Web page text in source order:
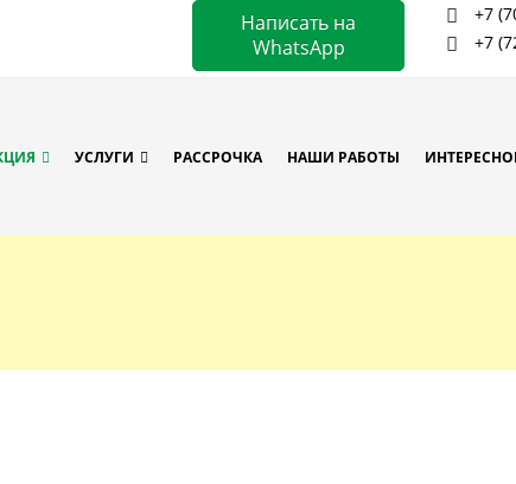
Написать на
WhatsApp
+7
+7
УСЛУГИ РАССРОЧКА НАШИ РАБОТЫ